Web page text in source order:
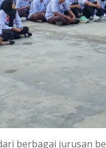
berbagai jurusan